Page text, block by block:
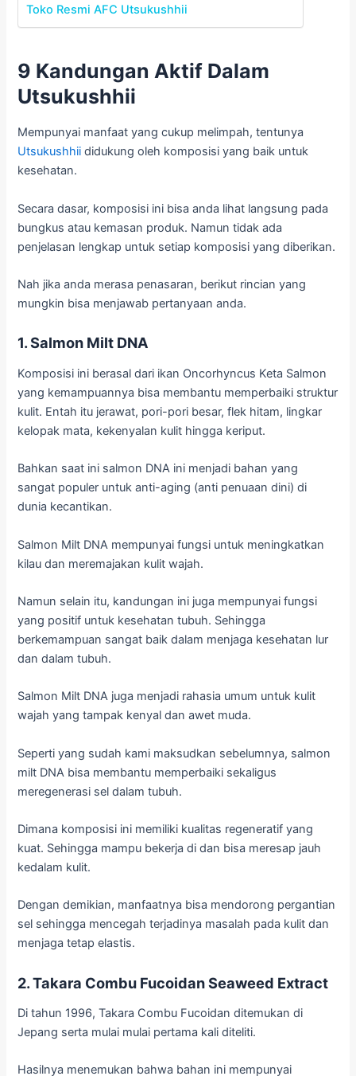
Toko Resmi AFC Utsukushhii
9 Kandungan Aktif Dalam
Utsukushhii
Mempunyai manfaat yang cukup melimpah, tentunya
Utsukushhii didukung oleh komposisi yang baik untuk
kesehatan.
Secara dasar, komposisi ini bisa anda lihat langsung pada
bungkus atau kemasan produk. Namun tidak ada
penjelasan lengkap untuk setiap komposisi yang diberikan.
Nah jika anda merasa penasaran, berikut rincian yang
mungkin bisa menjawab pertanyaan anda.
1. Salmon Milt DNA
Komposisi ini berasal dari ikan Oncorhyncus Keta Salmon
yang kemampuannya bisa membantu memperbaiki struktur
kulit. Entah itu jerawat, pori-pori besar, flek hitam, lingkar
kelopak mata, kekenyalan kulit hingga keriput.
Bahkan saat ini salmon DNA ini menjadi bahan yang
sangat populer untuk anti-aging (anti penuaan dini) di
dunia kecantikan.
Salmon Milt DNA mempunyai fungsi untuk meningkatkan
kilau dan meremajakan kulit wajah.
Namun selain itu, kandungan ini juga mempunyai fungsi
yang positif untuk kesehatan tubuh. Sehingga
berkemampuan sangat baik dalam menjaga kesehatan lur
dan dalam tubuh.
Salmon Milt DNA juga menjadi rahasia umum untuk kulit
wajah yang tampak kenyal dan awet muda.
Seperti yang sudah kami maksudkan sebelumnya, salmon
milt DNA bisa membantu memperbaiki sekaligus
meregenerasi sel dalam tubuh.
Dimana komposisi ini memiliki kualitas regeneratif yang
kuat. Sehingga mampu bekerja di dan bisa meresap jauh
kedalam kulit.
Dengan demikian, manfaatnya bisa mendorong pergantian
sel sehingga mencegah terjadinya masalah pada kulit dan
menjaga tetap elastis.
2. Takara Combu Fucoidan Seaweed Extract
Di tahun 1996, Takara Combu Fucoidan ditemukan di
Jepang serta mulai mulai pertama kali diteliti.
Hasilnya menemukan bahwa bahan ini mempunyai